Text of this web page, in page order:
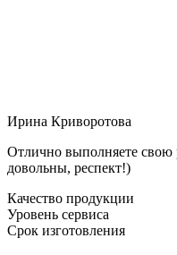
Ирина Криворотова
Отлично выполняете свою
довольны, респект!)
Качество продукции
Уровень сервиса
Срок изготовления